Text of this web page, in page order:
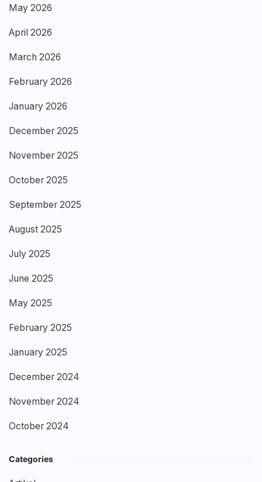
May 2026
April 2026
March 2026
February 2026
January 2026
December 2025
November 2025
October 2025
September 2025
August 2025
July 2025
June 2025
May 2025
February 2025
January 2025
December 2024
November 2024
October 2024
Categories